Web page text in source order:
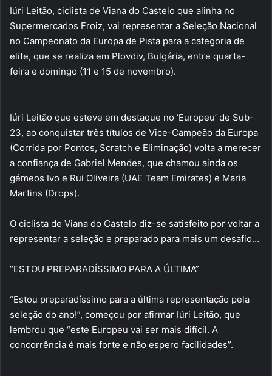
Iúri Leitão, ciclista de Viana do Castelo que alinha no
Supermercados Froiz, vai representar a Seleção Nacional
no Campeonato da Europa de Pista para a categoria de
elite, que se realiza em Plovdiv, Bulgária, entre quarta-
feira e domingo (11 e 15 de novembro).
Iúri Leitão que esteve em destaque no ‘Europeu’ de Sub-
23, ao conquistar três títulos de Vice-Campeão da Europa
(Corrida por Pontos, Scratch e Eliminação) volta a merecer
a confiança de Gabriel Mendes, que chamou ainda os
gémeos Ivo e Rui Oliveira (UAE Team Emirates) e Maria
Martins (Drops).
O ciclista de Viana do Castelo diz-se satisfeito por voltar a
representar a seleção e preparado para mais um desafio…
“ESTOU PREPARADÍSSIMO PARA A ÚLTIMA”
“Estou preparadíssimo para a última representação pela
seleção do ano!”, começou por afirmar Iúri Leitão, que
lembrou que “este Europeu vai ser mais difícil. A
concorrência é mais forte e não espero facilidades”.